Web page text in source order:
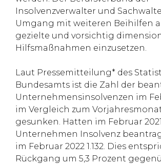
Insolvenzverwalter und
Umgang mit weiteren Beihilfen
gezielte und vorsichtig
Hilfsmaßnahmen einzusetzen.
Laut Pressemitteilung* des
Bundesamts ist die Zahl der
Unternehmensinsolvenzen im
im Vergleich zum
gesunken. Hatten im Februar 2021
Unternehmen Insolvenz
im Februar 2022 1.132. Dies
Rückgang um 5,3 Prozent